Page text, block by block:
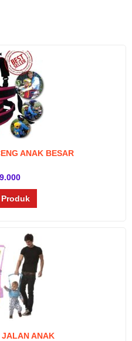
ANAK BESAR
ANAK